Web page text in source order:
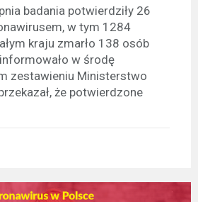
badania potwierdziły 26
w tym 1284
kraju zmarło 138 osób
w środę
zestawieniu Ministerstwo
że potwierdzone